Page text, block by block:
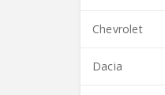
Chevrolet
Dacia